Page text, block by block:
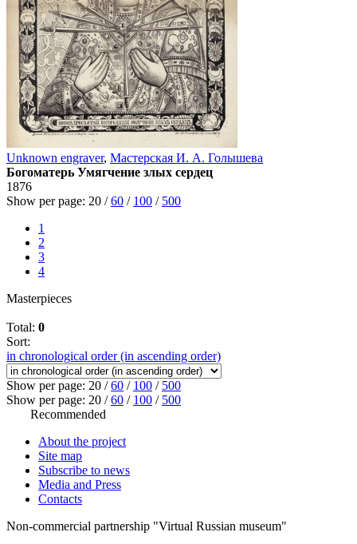
Unknown engraver, Мастерская И. А. Голышева
Богоматерь Умягчение злых сердец
1876
Show per page: 20 /60 / 100 / 500
1
2
3
4
Masterpieces
Total: 0
Sort:
in chronological order (in ascending order)
Show per page: 20 /60 / 100 / 500
Show per page: 20 /60 / 100 / 500
Recommended
About the project
Site map
Subscribe to news
Media and Press
Contacts
Non-commercial partnership "Virtual Russian museum"